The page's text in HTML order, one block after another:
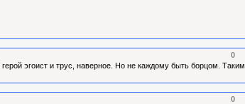
0
эгоист и трус, наверное. Но не каждому быть борцом. Таким
0